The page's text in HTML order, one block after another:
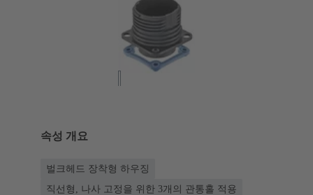
속성 개요
벌크헤드 장착형 하우징
직선형, 나사 고정을 위한 3개의 관통홀 적용